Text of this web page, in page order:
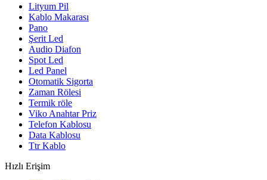
Lityum Pil
Kablo Makarası
Pano
Şerit Led
Audio Diafon
Spot Led
Led Panel
Otomatik Sigorta
Zaman Rölesi
Termik röle
Viko Anahtar Priz
Telefon Kablosu
Data Kablosu
Ttr Kablo
Hızlı Erişim